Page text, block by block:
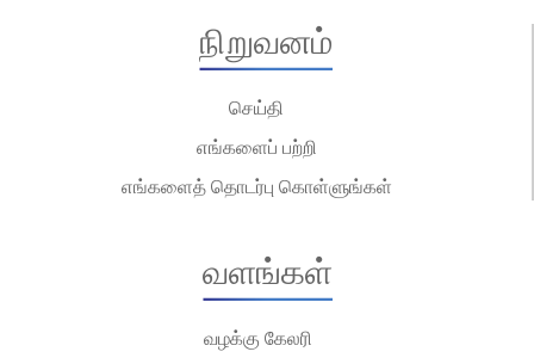
நிறுவனம்
செய்தி
எங்களைப் பற்றி
எங்களைத் தொடர்பு கொள்ளுங்கள்
வளங்கள்
வழக்கு கேலரி